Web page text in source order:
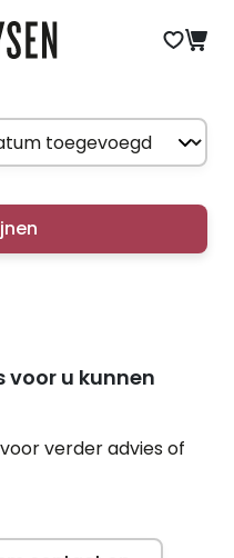
voor u kunnen
verder advies of